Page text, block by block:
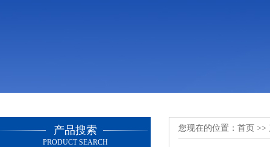
产品搜索
PRODUCT SEARCH
您现在的位置： 首页 >>